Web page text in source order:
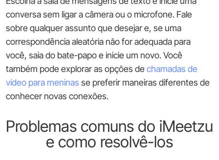
conversa sem ligar a câmera ou o microfone. Fale
sobre qualquer assunto que desejar e, se uma
correspondência aleatória não for adequada para
você, saia do bate-papo e inicie um novo. Você
também pode explorar as opções de chamadas de
vídeo para meninas se preferir maneiras diferentes de
conhecer novas conexões.
Problemas comuns do iMeetzu
e como resolvê-los